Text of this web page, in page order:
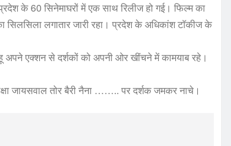
प्रदेश के 60 सिनेमाघरों में एक साथ रिलीज हो गई। फिल्म का
लगातार जारी रहा। प्रदेश के अधिकांश टॉकीज के
अपने एक्शन से दर्शकों को अपनी ओर खींचने में कामयाब रहे।
जायसवाल तोर बैरी नैना …….. पर दर्शक जमकर नाचे।